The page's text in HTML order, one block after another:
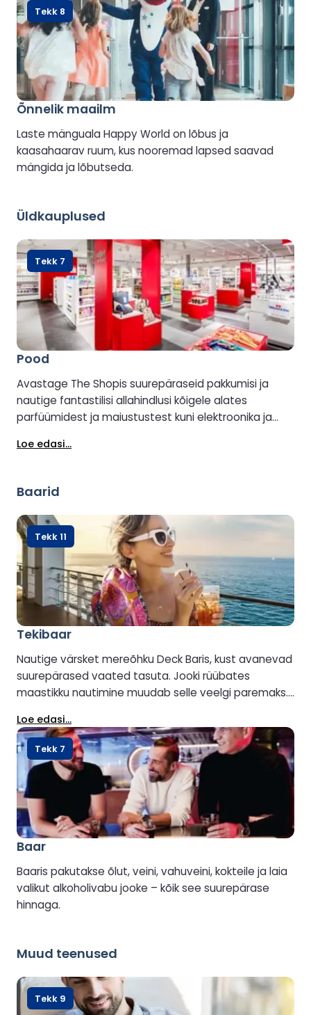
Õnnelik maailm
Laste mänguala Happy World on lõbus ja
kaasahaarav ruum, kus nooremad lapsed saavad
mängida ja lõbutseda.
Tekk 8
Üldkauplused
Pood
Avastage The Shopis suurepäraseid pakkumisi ja
nautige fantastilisi allahindlusi kõigele alates
parfüümidest ja maiustustest kuni elektroonika ja
Loe edasi...
Tekk 7
Baarid
Tekibaar
Nautige värsket mereõhku Deck Baris, kust avanevad
suurepärased vaated tasuta. Jooki rüübates
maastikku nautimine muudab selle veelgi paremaks.
Loe edasi...
Tekk 11
Baar
Baaris pakutakse õlut, veini, vahuveini, kokteile ja laia
valikut alkoholivabu jooke – kõik see suurepärase
hinnaga.
Tekk 7
Muud teenused
Tekk 9